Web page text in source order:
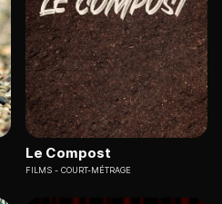
Le Compost
FILMS COURT-MÉTRAGE